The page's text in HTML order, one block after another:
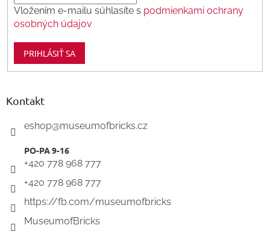
Vložením e-mailu súhlasíte s podmienkami ochrany
osobných údajov
PRIHLÁSIŤ SA
Kontakt
eshop@museumofbricks.cz
+420 778 968 777
+420 778 968 777
https://fb.com/museumofbricks
MuseumofBricks